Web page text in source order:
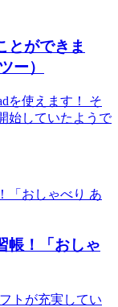
とができま
ー）
を使えます！ そ
始していたようで
帳！「おしゃ
トが充実してい